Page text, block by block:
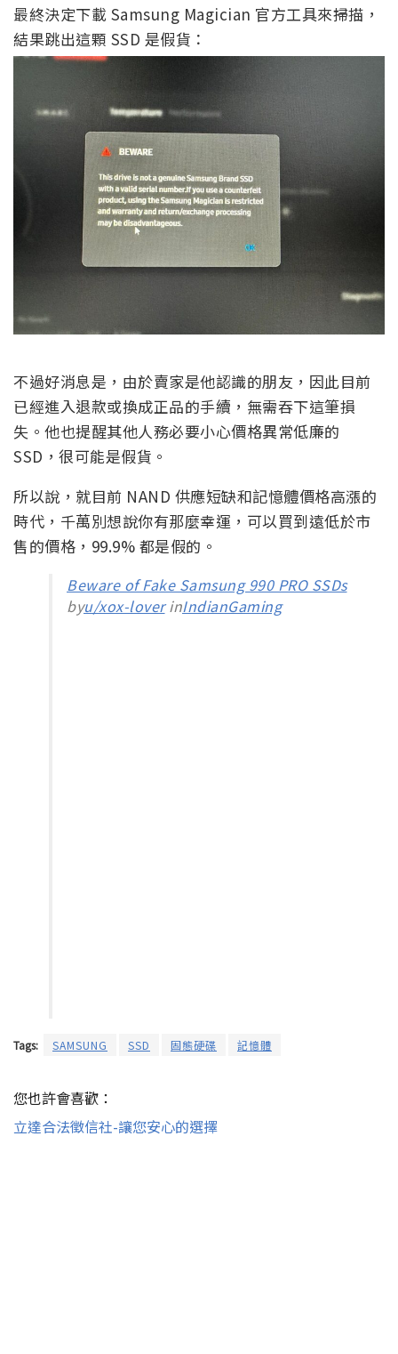
最終決定下載 Samsung Magician 官方工具來掃描，
結果跳出這顆 SSD 是假貨：
不過好消息是，由於賣家是他認識的朋友，因此目前
已經進入退款或換成正品的手續，無需吞下這筆損
失。他也提醒其他人務必要小心價格異常低廉的
SSD，很可能是假貨。
所以說，就目前 NAND 供應短缺和記憶體價格高漲的
時代，千萬別想說你有那麼幸運，可以買到遠低於市
售的價格，99.9% 都是假的。
Beware of Fake Samsung 990 PRO SSDs
byu/xox-loverinIndianGaming
Tags: SAMSUNG SSD 固態硬碟 記憶體
您也許會喜歡：
立達合法徵信社-讓您安心的選擇